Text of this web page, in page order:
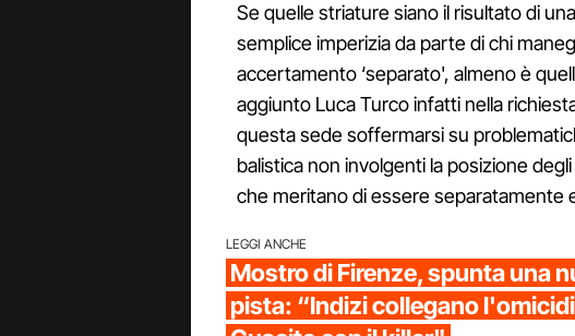
Se quelle striature siano il risultato di
semplice imperizia da parte di chi
accertamento ‘separato', almeno è
aggiunto Luca Turco infatti nella
questa sede soffermarsi su
balistica non involgenti la posizione
che meritano di essere separatamente
LEGGI ANCHE
Mostro di Firenze, spunta una
pista: “Indizi collegano